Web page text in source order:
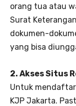
orang tua atau
Surat
dokumen-
yang bisa
2. Akses Situs
Untuk mendaftar
KJP Jakarta.